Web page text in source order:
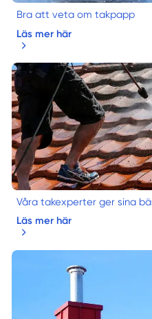
Bra att veta om takpapp
Läs mer här
Våra takexperter ger sina
Läs mer här